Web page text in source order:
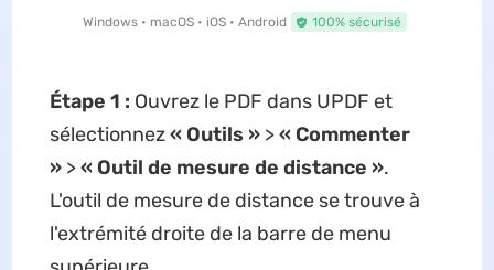
Windows • macOS • iOS • Android 100% sécurisé
Étape 1 : Ouvrez le PDF dans UPDF et
sélectionnez« Outils »>« Commenter
»>« Outil de mesure de distance ».
L'outil de mesure de distance se trouve à
l'extrémité droite de la barre de menu